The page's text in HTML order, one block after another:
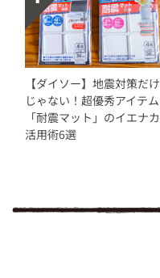
【ダイソー】地震対策だけ
じゃない！超優秀アイテム
「耐震マット」のイエナカ
活用術6選